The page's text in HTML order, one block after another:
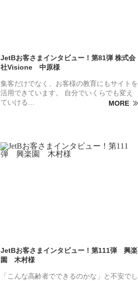
JetBお客さまインタビュー！第81弾 株式会
社Visione 中原様
集客だけでなく、お客様の教育にもサイトを
活用できています。 自分でいくらでも変え
ていける…
MORE
JetBお客さまインタビュー！第111弾 興楽
園 木村様
「こんな高齢者でできるのかな」と不安でし